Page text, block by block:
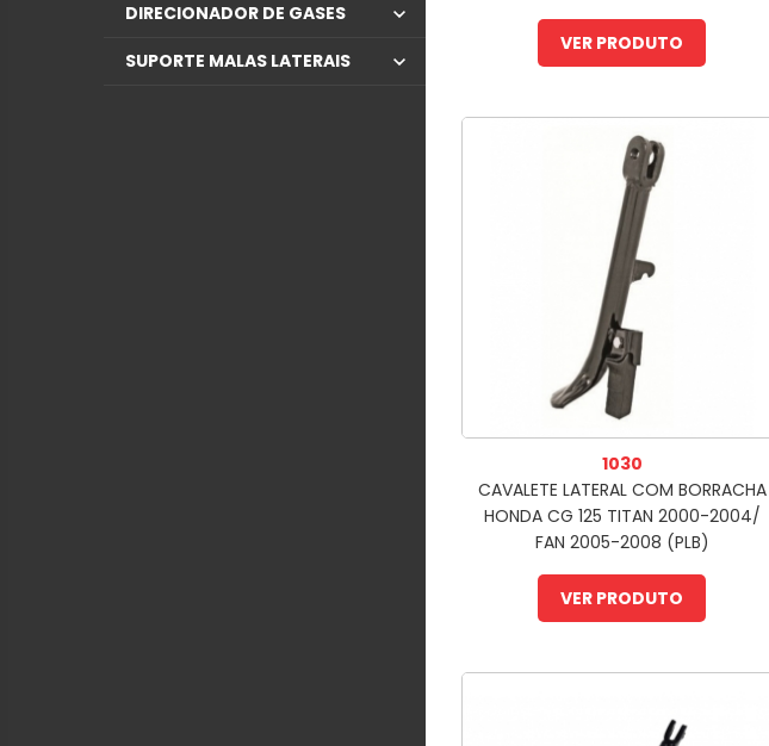
DIRECIONADOR DE GASES
SUPORTE MALAS LATERAIS
VER PRODUTO
1030
CAVALETE LATERAL COM BORRACHA
HONDA CG 125 TITAN 2000-2004/
FAN 2005-2008 (PLB)
VER PRODUTO